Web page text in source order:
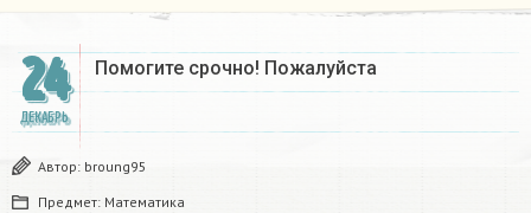
24
ДЕКАБРЬ
Помогите срочно! Пожалуйста
Автор: broung95
Предмет: Математика